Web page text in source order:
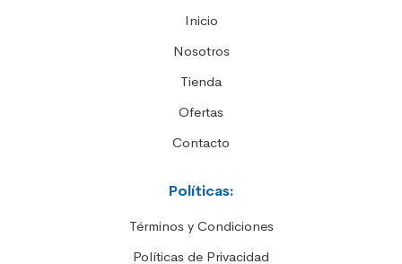
Inicio
Nosotros
Tienda
Ofertas
Contacto
Políticas:
Términos y Condiciones
Políticas de Privacidad